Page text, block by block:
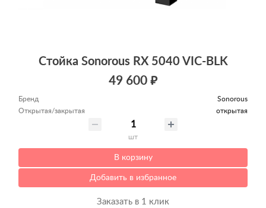
Стойка Sonorous RX 5040 VIC-BLK
49 600 ₽
Бренд
Sonorous
Открытая/закрытая
открытая
шт
В корзину
Добавить в избранное
Заказать в 1 клик